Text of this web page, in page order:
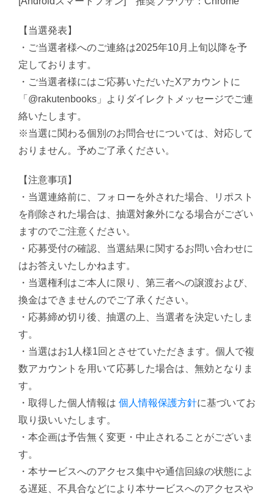
【当選発表】
・ご当選者様へのご連絡は2025年10月上旬以降を予
定しております。
・ご当選者様にはご応募いただいたXアカウントに
「@rakutenbooks」よりダイレクトメッセージでご連
絡いたします。
※当選に関わる個別のお問合せについては、対応して
おりません。予めご了承ください。
【注意事項】
・当選連絡前に、フォローを外された場合、リポスト
を削除された場合は、抽選対象外になる場合がござい
ますのでご注意ください。
・応募受付の確認、当選結果に関するお問い合わせに
はお答えいたしかねます。
・当選権利はご本人に限り、第三者への譲渡および、
換金はできませんのでご了承ください。
・応募締め切り後、抽選の上、当選者を決定いたしま
す。
・当選はお1人様1回とさせていただきます。個人で複
数アカウントを用いて応募した場合は、無効となりま
す。
・取得した個人情報は 個人情報保護方針に基づいてお
取り扱いいたします。
・本企画は予告無く変更・中止されることがございま
す。
・本サービスへのアクセス集中や通信回線の状態によ
る遅延、不具合などにより本サービスへのアクセスや